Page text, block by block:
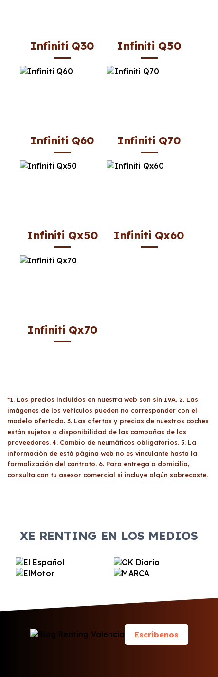
Infiniti Q30 Infiniti Q50
Infiniti Q60 Infiniti Q70
Infiniti Qx50 Infiniti Qx60
Infiniti Qx70
*1. Los precios incluidos en nuestra web son sin IVA. 2. Las
imágenes de los vehículos pueden no corresponder con el
modelo ofertado. 3. Las ofertas y precios de nuestros coches
están sujetos a disponibilidad de las campañas de los
proveedores. 4. Cambio de neumáticos obligatorios. 5. La
información de está página web no es vinculante hasta la
formalización del contrato. 6. Para entrega a domicilio,
consulta con tu asesor comercial si incluye algún sobrecoste.
XE RENTING EN LOS MEDIOS
Escríbenos